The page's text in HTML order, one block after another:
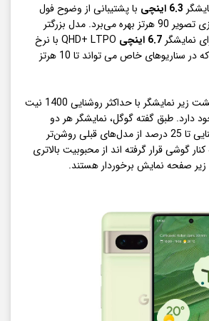
6.3 اینچی
با پشتیبانی از وضوح فول
اچ‌دی پلاس و نرخ تازه‌سازی تصویر 90 هرتز بهره می‌برد. مدل بزرگتر
6.7 اینچی
QHD+ LTPO با نرخ
تازه‌سازی 120 هرتز است که در سناریوهای خاص می تواند تا 10 هرتز
همچنین یک حسگر اثرانگشت زیر نمایشگر با حداکثر روشنایی 1400 نیت
دارد. طبق گفته گوگل، نمایشگر هر دو
دستگاه در حالت اوج روشنایی تا 25 درصد از مدل‌های قبلی روشن‌تر
گوشی قرار گرفته اند از محبوبیت بالاتری
صفحه نمایش برخوردار هستند.